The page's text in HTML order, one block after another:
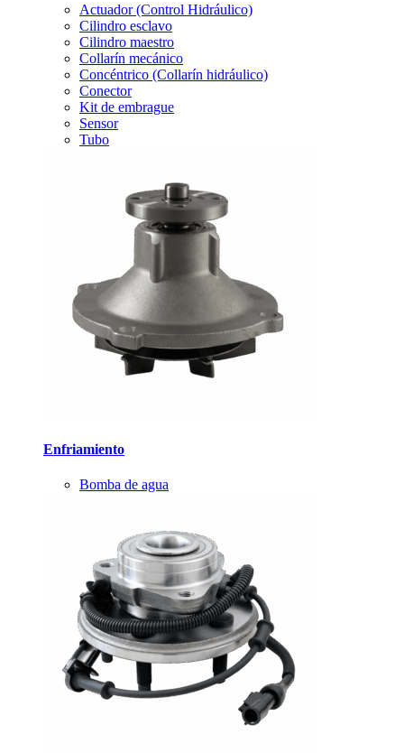
Actuador (Control Hidráulico)
Cilindro esclavo
Cilindro maestro
Collarín mecánico
Concéntrico (Collarín hidráulico)
Conector
Kit de embrague
Sensor
Tubo
Enfriamiento
Bomba de agua